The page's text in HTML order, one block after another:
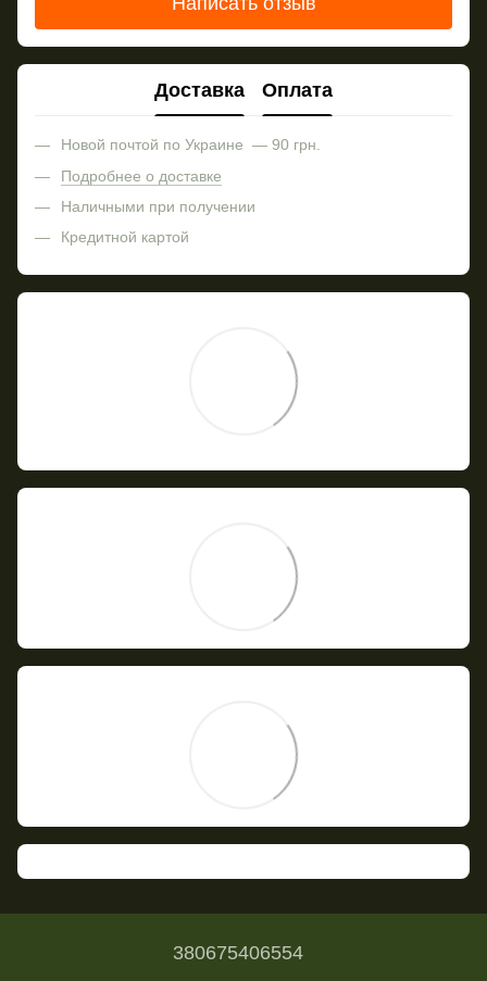
Доставка Оплата
Новой почтой по Украине — 90 грн.
Подробнее о доставке
Наличными при получении
Кредитной картой
380675406554